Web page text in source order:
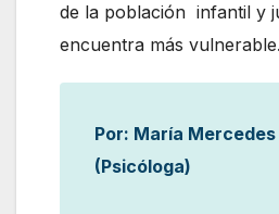
de la población infantil y
encuentra más vulnerable.
Por: María
(Psicóloga)